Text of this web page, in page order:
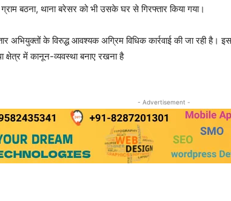
बठना, थाना बरेसर को भी उसके घर से गिरफ्तार किया गया।
अभियुक्तों के विरुद्ध आवश्यक अग्रिम विधिक कार्रवाई की जा रही है।
में कानून-व्यवस्था बनाए रखना है
- Advertisement -